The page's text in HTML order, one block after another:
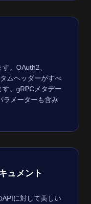
。OAuth2、
ムヘッダーがすべ
。gRPCメタデー
ラメーターも含み
ュメント
に対して美しい